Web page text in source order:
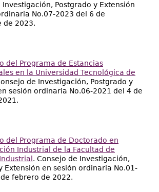
Transparencia
Investigación, Postgrado y Extensión
No.07-2023 del 6 de
de 2023.
del Programa de Estancias
en la Universidad Tecnológica de
de Investigación, Postgrado y
sesión ordinaria No.06-2021 del 4 de
del Programa de Doctorado en
Industrial de la Facultad de
. Consejo de Investigación,
Extensión en sesión ordinaria No.01-
febrero de 2022.